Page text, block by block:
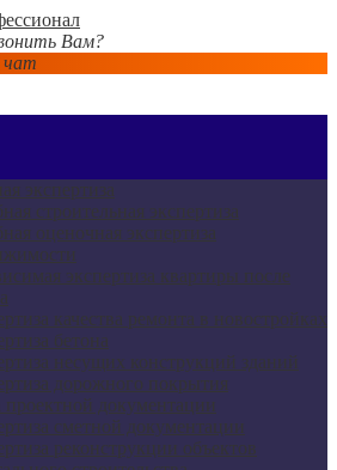
Вам?
чат
экспертиза
строительная экспертиза
оценочная экспертиза
экспертиза квартиры после
качества ремонта в новостройках
бетона
несущих конструкций зданий
дорожного покрытия
проектной документации
сметной документации
реконструкции объектов